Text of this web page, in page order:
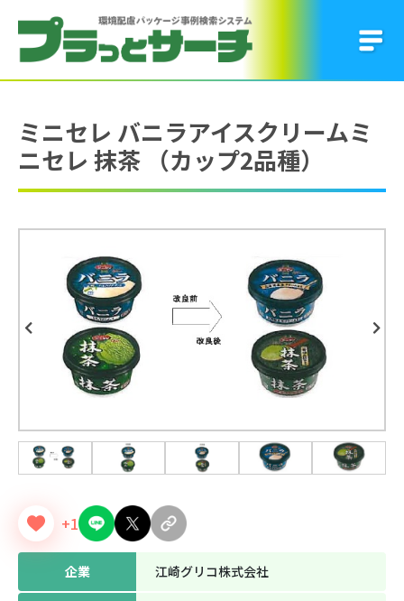
ミニセレ バニラアイスクリームミ
ニセレ 抹茶 （カップ2品種）
Previous Next
+1
企業 江崎グリコ株式会社